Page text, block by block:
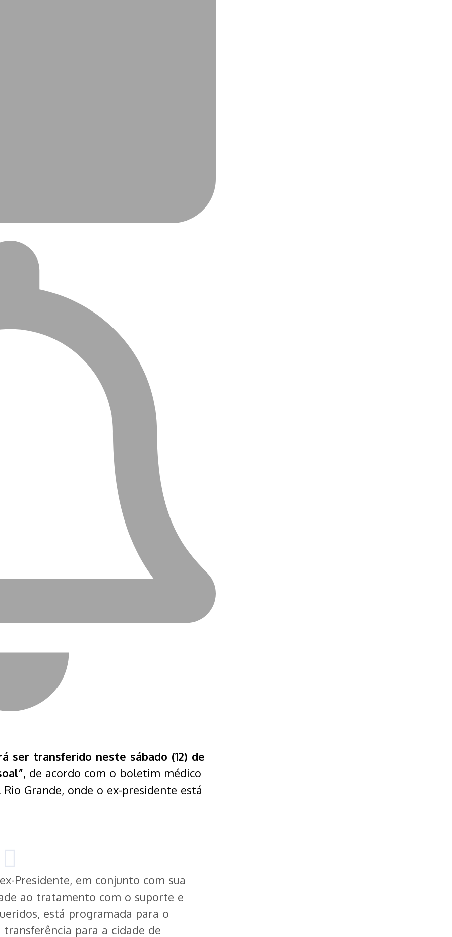
ser transferido neste sábado (12) de
, de acordo com o boletim médico
Grande, onde o ex-presidente está
Presidente,‬‭ em‬‭ conjunto‬‭ com‬‭ sua‬
ao‬‭ tratamento‬‭ com‬‭ o‬‭ suporte‬‭ e‬‭
está‬‭ programada‬‭ para‬‭ o‬‭
para a cidade de